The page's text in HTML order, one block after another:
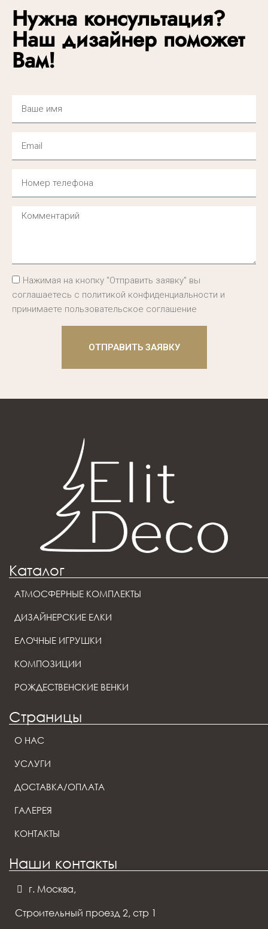
Нужна консультация?
Наш дизайнер поможет
Вам!
Нажимая на кнопку "Отправить заявку" вы
соглашаетесь с политикой конфиденциальности и
принимаете пользовательское соглашение
ОТПРАВИТЬ ЗАЯВКУ
Каталог
АТМОСФЕРНЫЕ КОМПЛЕКТЫ
ДИЗАЙНЕРСКИЕ ЕЛКИ
ЕЛОЧНЫЕ ИГРУШКИ
КОМПОЗИЦИИ
РОЖДЕСТВЕНСКИЕ ВЕНКИ
Страницы
О НАС
УСЛУГИ
ДОСТАВКА/ОПЛАТА
ГАЛЕРЕЯ
КОНТАКТЫ
Наши контакты
г. Москва,
Строительный проезд 2, стр 1